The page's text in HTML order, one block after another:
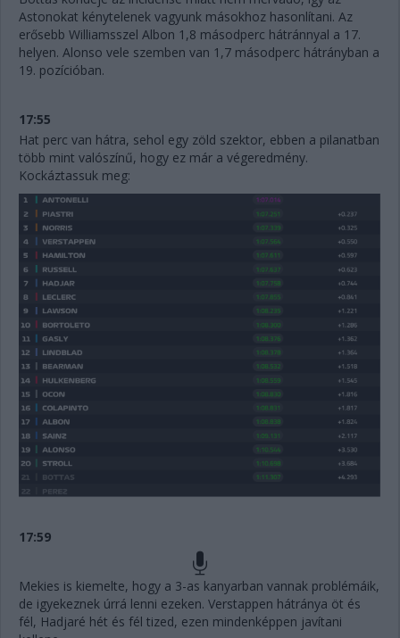
Astonokat kénytelenek vagyunk másokhoz hasonlítani. Az
erősebb Williamsszel Albon 1,8 másodperc hátránnyal a 17.
helyen. Alonso vele szemben van 1,7 másodperc hátrányban a
19. pozícióban.
17:55
Hat perc van hátra, sehol egy zöld szektor, ebben a pilanatban
több mint valószínű, hogy ez már a végeredmény.
Kockáztassuk meg:
17:59
Mekies is kiemelte, hogy a 3-as kanyarban vannak problémáik,
de igyekeznek úrrá lenni ezeken. Verstappen hátránya öt és
fél, Hadjaré hét és fél tized, ezen mindenképpen javítani